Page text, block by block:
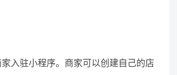
入驻小程序。商家可以创建自己的店